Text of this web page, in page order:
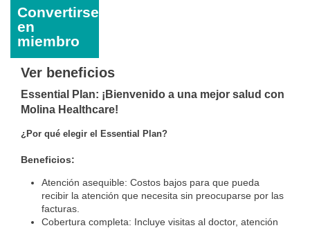
Convertirse
en
miembro
Ver beneficios
Essential Plan: ¡Bienvenido a una mejor salud con
Molina Healthcare!
¿Por qué elegir el Essential Plan?
Beneficios:
Atención asequible: Costos bajos para que pueda
recibir la atención que necesita sin preocuparse por las
facturas.
Cobertura completa: Incluye visitas al doctor, atención